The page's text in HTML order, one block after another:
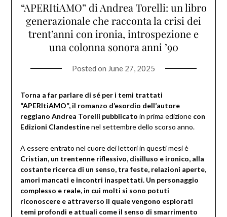
“APERItiAMO” di Andrea Torelli: un libro
generazionale che racconta la crisi dei
trent’anni con ironia, introspezione e
una colonna sonora anni ’90
Posted on June 27, 2025
Torna a far parlare di sé per i temi trattati
“APERItiAMO”, il romanzo d’esordio dell’autore
reggiano Andrea Torelli pubblicato in prima edizione con
Edizioni Clandestinenel settembre dello scorso anno.
A essere entrato nel cuore dei lettori in questi mesi è
Cristian, un trentenne riflessivo, disilluso e ironico, alla
costante ricerca di un senso, tra feste, relazioni aperte,
amori mancati e incontri inaspettati. Un personaggio
complesso e reale, in cui molti si sono potuti
riconoscere e attraverso il quale vengono esplorati
temi profondi e attuali come il senso di smarrimento